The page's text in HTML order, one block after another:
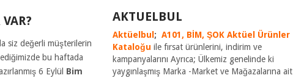
siz değerli müşterilerin
bu haftada
6 Eylül Bim
AKTUELBUL
Aktüelbul ; A101, BİM, ŞOK Aktüel Ürünler
Kataloğu ile fırsat ürünlerini, indirim ve
kampanyalarını Ayrıca; Ülkemiz genelinde ki
yaygınlaşmış Marka -Market ve Mağazalarına ait